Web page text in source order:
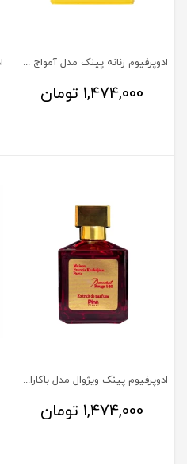
ادوپرفیوم زنانه پینک مدل آمواج سان شاین
1,474,000 تومان
ادوپرفیوم پینک ویژوال مدل باکارات رژ 540
1,474,000 تومان